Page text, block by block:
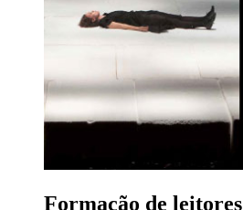
Formação de leitores